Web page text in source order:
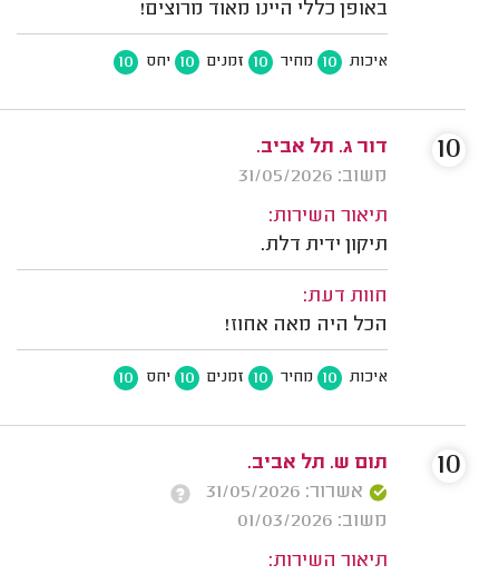
באופן כללי היינו מאוד מרוצים!
איכות 10 מחיר 10 זמנים 10 יחס 10
דור ג. תל אביב.
משוב: 31/05/2026
תיאור השירות:
תיקון ידית דלת.
חוות דעת:
הכל היה מאה אחוז!
איכות 10 מחיר 10 זמנים 10 יחס 10
10
תום ש. תל אביב.
אשרור: 31/05/2026
משוב: 01/03/2026
תיאור השירות:
10